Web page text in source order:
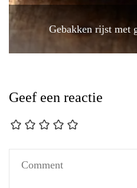
Gebakken rijst met
Geef een reactie